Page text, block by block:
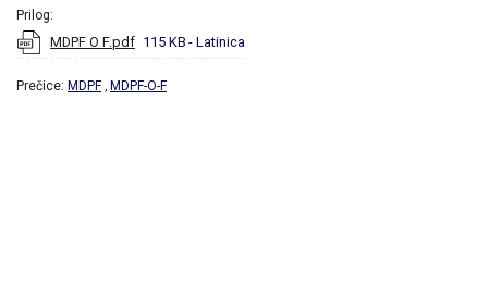
Prilog:
MDPF O F.pdf 115 KB - Latinica
Prečice: MDPF, MDPF-O-F